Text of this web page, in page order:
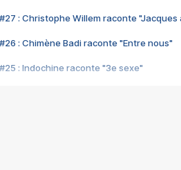
#27 : Christophe Willem raconte "Jacques
#26 : Chimène Badi raconte "Entre nous"
#25 : Indochine raconte "3e sexe"